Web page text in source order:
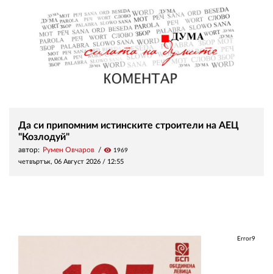
Да си припомним истинските строители на АЕЦ
"Козлодуй"
автор: Румен Овчаров visibility 1969
четвъртък, 06 Август 2026 / 12:55
Error9